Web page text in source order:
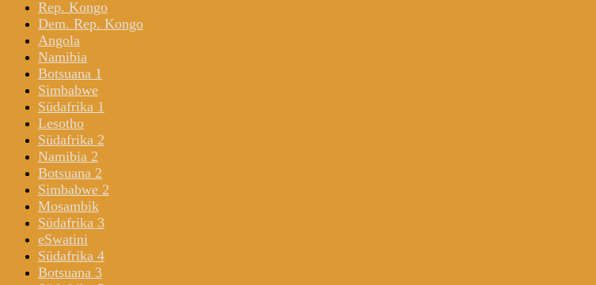
Rep. Kongo
Dem. Rep. Kongo
Angola
Namibia
Botsuana 1
Simbabwe
Südafrika 1
Lesotho
Südafrika 2
Namibia 2
Botsuana 2
Simbabwe 2
Mosambik
Südafrika 3
eSwatini
Südafrika 4
Botsuana 3